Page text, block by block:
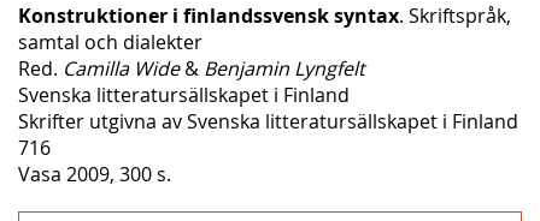
Konstruktioner i finlandssvensk syntax. Skriftspråk,
samtal och dialekter
Red. Camilla Wide& Benjamin Lyngfelt
Svenska litteratursällskapet i Finland
Skrifter utgivna av Svenska litteratursällskapet i Finland
716
Vasa 2009, 300 s.